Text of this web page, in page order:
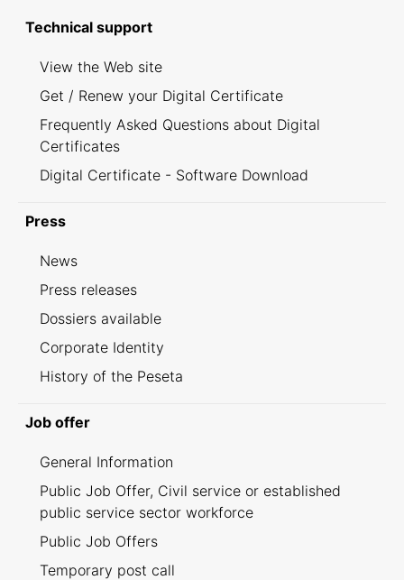
Technical support
View the Web site
Get / Renew your Digital Certificate
Frequently Asked Questions about Digital
Certificates
Digital Certificate - Software Download
Press
News
Press releases
Dossiers available
Corporate Identity
History of the Peseta
Job offer
General Information
Public Job Offer, Civil service or established
public service sector workforce
Public Job Offers
Temporary post call